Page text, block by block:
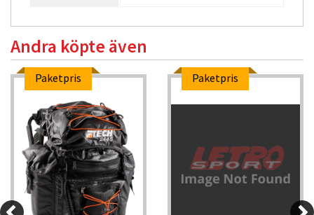
Andra köpte även
Paketpris Paketpris